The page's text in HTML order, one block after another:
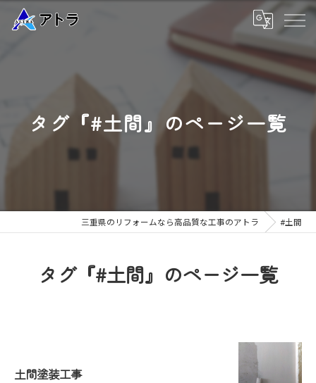
タグ『#土間』のページ一覧
三重県のリフォームなら高品質な工事のアトラ #土間
タグ『#土間』のページ一覧
土間塗装工事